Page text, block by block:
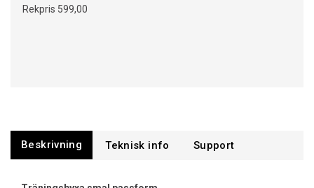
Rekpris 599,00
Beskrivning Support